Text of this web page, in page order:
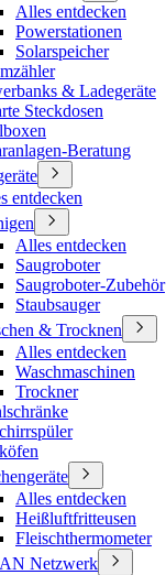
Alles entdecken
Powerstationen
Solarspeicher
& Ladegeräte
Steckdosen
Beratung
entdecken
Alles entdecken
Saugroboter
Saugroboter-Zubehör
Staubsauger
& Trocknen
Alles entdecken
Waschmaschinen
Trockner
Alles entdecken
Heißluftfritteusen
Fleischthermometer
Netzwerk